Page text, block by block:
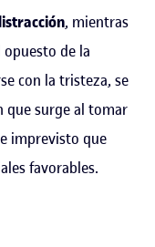
, mientras
opuesto de la
con la tristeza, se
que surge al tomar
imprevisto que
favorables.